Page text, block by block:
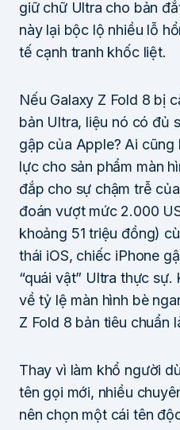
giữ chữ Ultra cho bản
này lại bộc lộ nhiều lỗ
tế cạnh tranh khốc liệt.
Nếu Galaxy Z Fold 8 bị
bản Ultra, liệu nó có đủ
gập của Apple? Ai
lực cho sản phẩm màn
đắp cho sự chậm trễ
đoán vượt mức 2.000
khoảng 51 triệu đồng)
thái iOS, chiếc iPhone
“quái vật” Ultra thực sự.
về tỷ lệ màn hình bè
Z Fold 8 bản tiêu chuẩn
Thay vì làm khổ người
tên gọi mới, nhiều
nên chọn một cái tên